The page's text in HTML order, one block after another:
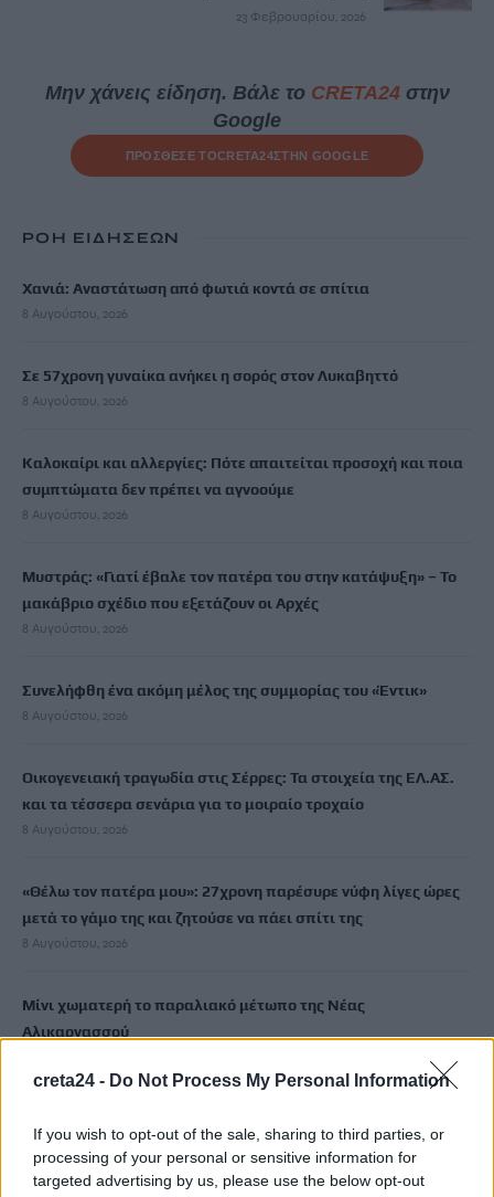
creta24 - Do Not Process My Personal Information
If you wish to opt-out of the sale, sharing to third parties, or
processing of your personal or sensitive information for
targeted advertising by us, please use the below opt-out
23 Φεβρουαρίου, 2026
Μην χάνεις είδηση. Βάλε το CRETA24στην
Google
ΠΡΟΣΘΕΣΕ ΤΟCRETA24ΣΤΗΝ GOOGLE
ΡΟΗ ΕΙΔΗΣΕΩΝ
Χανιά: Αναστάτωση από φωτιά κοντά σε σπίτια
8 Αυγούστου, 2026
Σε 57χρονη γυναίκα ανήκει η σορός στον Λυκαβηττό
8 Αυγούστου, 2026
Καλοκαίρι και αλλεργίες: Πότε απαιτείται προσοχή και ποια
συμπτώματα δεν πρέπει να αγνοούμε
8 Αυγούστου, 2026
Μυστράς: «Γιατί έβαλε τον πατέρα του στην κατάψυξη» – Το
μακάβριο σχέδιο που εξετάζουν οι Αρχές
8 Αυγούστου, 2026
Συνελήφθη ένα ακόμη μέλος της συμμορίας του «Έντικ»
8 Αυγούστου, 2026
Οικογενειακή τραγωδία στις Σέρρες: Τα στοιχεία της ΕΛ.ΑΣ.
και τα τέσσερα σενάρια για το μοιραίο τροχαίο
8 Αυγούστου, 2026
«Θέλω τον πατέρα μου»: 27χρονη παρέσυρε νύφη λίγες ώρες
μετά το γάμο της και ζητούσε να πάει σπίτι της
8 Αυγούστου, 2026
Μίνι χωματερή το παραλιακό μέτωπο της Νέας
Αλικαρνασσού
8 Αυγούστου, 2026